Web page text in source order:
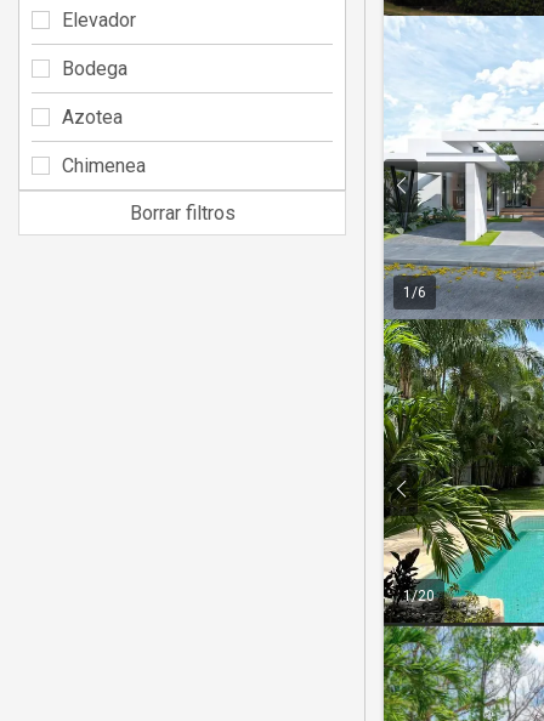
1 /6
1/20
Elevador
Bodega
Azotea
Chimenea
Borrar filtros